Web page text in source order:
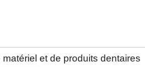
et de produits dentaires